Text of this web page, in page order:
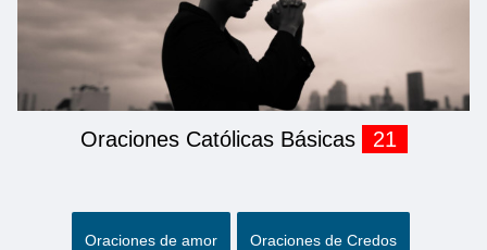
Oraciones Católicas Básicas 21
Oraciones de amor Oraciones de Credos